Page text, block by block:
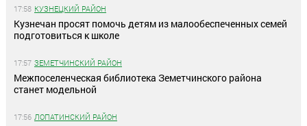
17:58 КУЗНЕЦКИЙ РАЙОН
Кузнечан просят помочь детям из малообеспеченных семей
подготовиться к школе
17:57 ЗЕМЕТЧИНСКИЙ РАЙОН
Межпоселенческая библиотека Земетчинского района
станет модельной
17:56 ЛОПАТИНСКИЙ РАЙОН